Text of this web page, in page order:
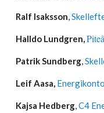
Ralf Isaksson,
Halldo Lundgren,
Patrik Sundberg,
Leif Aasa,
Kajsa Hedberg,C4